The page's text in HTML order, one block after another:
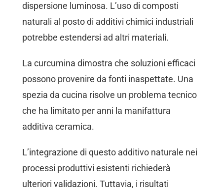
dispersione luminosa. L’uso di composti
naturali al posto di additivi chimici industriali
potrebbe estendersi ad altri materiali.
La curcumina dimostra che soluzioni efficaci
possono provenire da fonti inaspettate. Una
spezia da cucina risolve un problema tecnico
che ha limitato per anni la manifattura
additiva ceramica.
L’integrazione di questo additivo naturale nei
processi produttivi esistenti richiederà
ulteriori validazioni. Tuttavia, i risultati